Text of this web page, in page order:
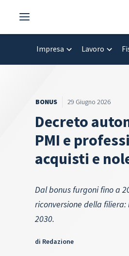
contenuto
Impresa Lavoro
BONUS 29 Giugno 2026
Decreto
PMI e
acquisti e
Dal bonus furgoni fino a
riconversione della
2030.
di Redazione